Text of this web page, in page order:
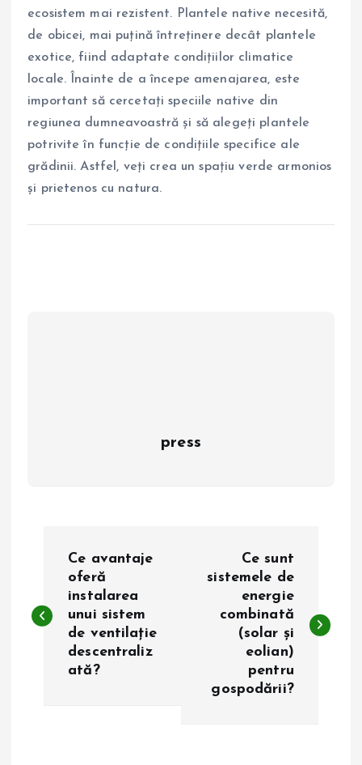
ecosistem mai rezistent. Plantele native necesită,
de obicei, mai puțină întreținere decât plantele
exotice, fiind adaptate condițiilor climatice
locale. Înainte de a începe amenajarea, este
important să cercetați speciile native din
regiunea dumneavoastră și să alegeți plantele
potrivite în funcție de condițiile specifice ale
grădinii. Astfel, veți crea un spațiu verde armonios
și prietenos cu natura.
press
v
Ce avantaje
oferă
instalarea
unui sistem
de ventilație
descentraliz
ată?
Ce sunt
sistemele de
energie
combinată
(solar și
eolian)
pentru
gospodării?